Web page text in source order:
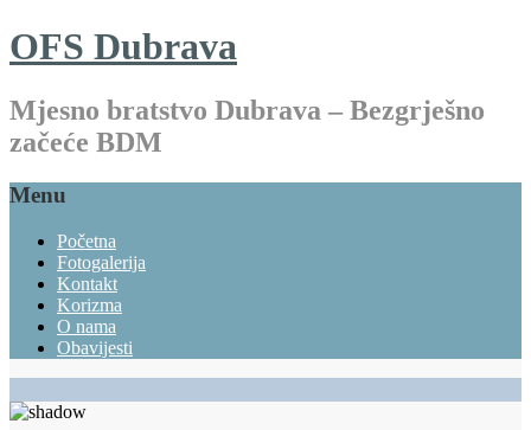
OFS Dubrava
Mjesno bratstvo Dubrava – Bezgrješno
začeće BDM
Menu
Početna
Fotogalerija
Kontakt
Korizma
O nama
Obavijesti